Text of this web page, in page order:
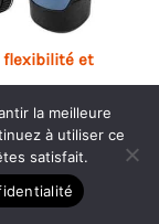
flexibilité et
la meilleure
à utiliser ce
satisfait.